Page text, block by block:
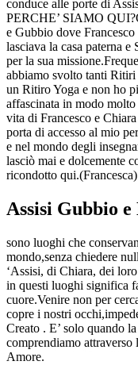
conduce alle porte di
PERCHE’ SIAMO
e Gubbio dove
lasciava la casa paterna
per la sua
abbiamo svolto tanti
un Ritiro Yoga e non ho
affascinata in modo
vita di Francesco e
porta di accesso al mio
e nel mondo degli
lasciò mai e dolcemente
ricondotto qui.(Francesca)
Assisi Gubbio
sono luoghi che
mondo,senza chiedere
‘Assisi, di Chiara, dei
in questi luoghi significa
cuore.Venire non per
copre i nostri
Creato . E’ solo quando
comprendiamo
Amore.